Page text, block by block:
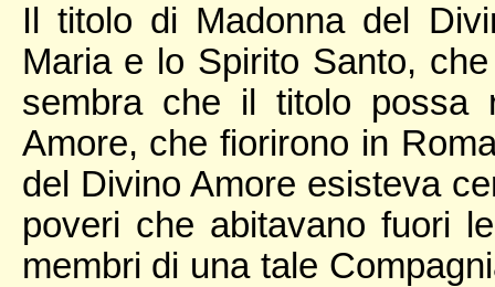
Il titolo di Madonna del
Maria e lo Spirito Santo,
sembra che il titolo possa
Amore, che fiorirono in
del Divino Amore esisteva
poveri che abitavano fuori
membri di una tale